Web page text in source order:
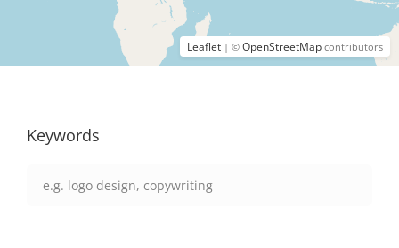
Leaflet | © OpenStreetMap contributors
Keywords